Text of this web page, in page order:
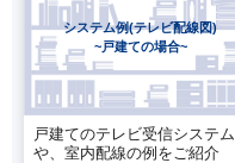
システム例(テレビ配線図)
~戸建ての場合~
戸建てのテレビ受信システム
や、室内配線の例をご紹介